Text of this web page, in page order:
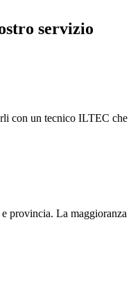
servizio
con un tecnico ILTEC che
provincia. La maggioranza